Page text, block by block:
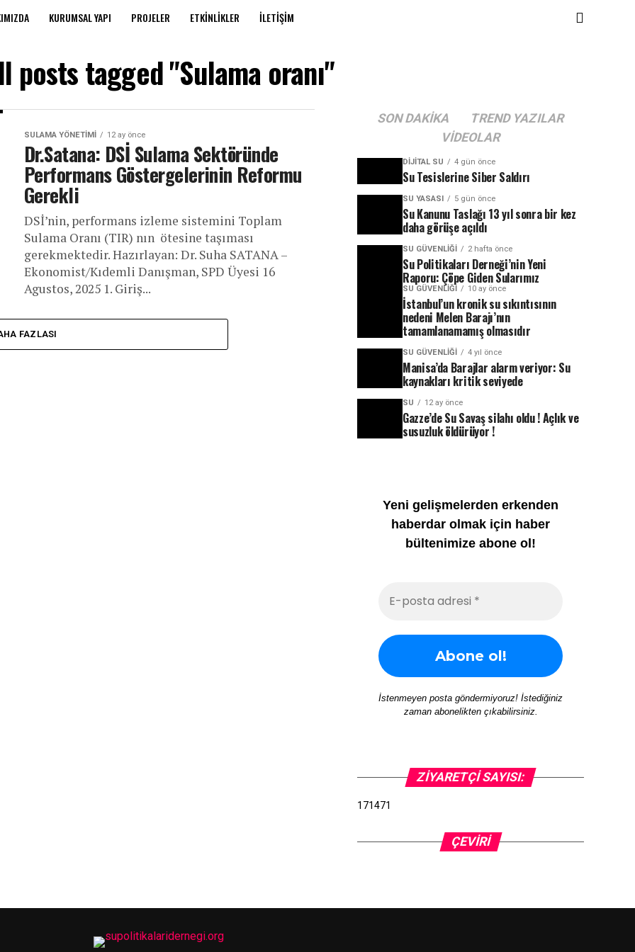
KURUMSAL YAPI PROJELER ETKINLIKLER İLETIŞIM
posts tagged "Sulama oranı"
SULAMA YÖNETIMI 12 ay önce
Dr.Satana: DSİ Sulama Sektöründe
Performans Göstergelerinin Reformu
Gerekli
DSİ’nin, performans izleme sistemini Toplam
Sulama Oranı (TIR) nın ötesine taşıması
gerekmektedir. Hazırlayan: Dr. Suha SATANA –
Ekonomist/Kıdemli Danışman, SPD Üyesi 16
Agustos, 2025 1. Giriş...
FAZLASI
SON DAKIKA
TREND YAZILAR
VIDEOLAR
DIJITAL SU 4 gün önce
Su Tesislerine Siber Saldırı
SU YASASI 5 gün önce
Su Kanunu Taslağı 13 yıl sonra bir kez
daha görüşe açıldı
SU GÜVENLIĞI 2 hafta önce
Su Politikaları Derneği’nin Yeni
Raporu: Çöpe Giden Sularımız
SU GÜVENLIĞI 10 ay önce
İstanbul’un kronik su sıkıntısının
nedeni Melen Barajı’nın
tamamlanamamış olmasıdır
SU GÜVENLIĞI 4 yıl önce
Manisa’da Barajlar alarm veriyor: Su
kaynakları kritik seviyede
SU 12 ay önce
Gazze’de Su Savaş silahı oldu ! Açlık ve
susuzluk öldürüyor !
Yeni gelişmelerden erkenden
haberdar olmak için haber
bültenimize abone ol!
İstenmeyen posta göndermiyoruz! İstediğiniz
zaman abonelikten çıkabilirsiniz.
ZIYARETÇI SAYISI:
171471
ÇEVIRI